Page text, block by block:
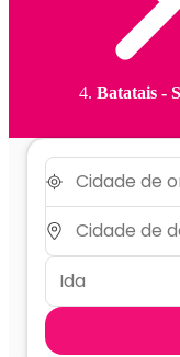
Batatais -